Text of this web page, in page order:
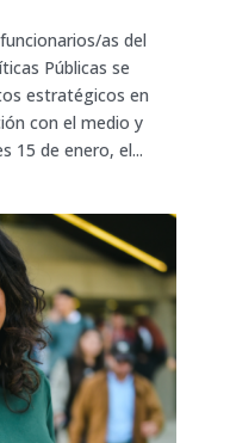
as del
Públicas se
estratégicos en
con el medio y
15 de enero, el...